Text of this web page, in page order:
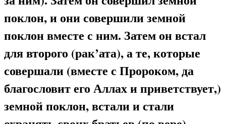
поклон, и они совершили земной
поклон вместе с ним. Затем он встал
для второго (рак’ата), а те, которые
совершали (вместе с Пророком, да
благословит его Аллах и приветствует,)
земной поклон, встали и стали